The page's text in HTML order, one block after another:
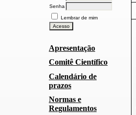
Senha
Lembrar de mim
Apresentação
Comitê Científico
Calendário de
prazos
Normas e
Regulamentos